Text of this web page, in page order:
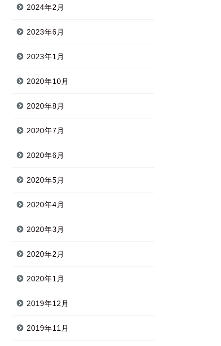
2024年2月
2023年6月
2023年1月
2020年10月
2020年8月
2020年7月
2020年6月
2020年5月
2020年4月
2020年3月
2020年2月
2020年1月
2019年12月
2019年11月